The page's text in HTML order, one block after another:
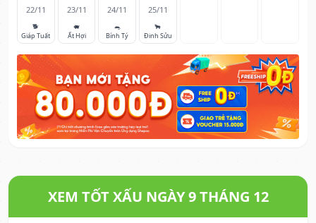
22/11
🐕
Giáp Tuất
23/11
🐖
Ất Hợi
24/11
🐀
Bính Tý
25/11
🐂
Đinh Sửu
XEM TỐT XẤU NGÀY 9 THÁNG 12